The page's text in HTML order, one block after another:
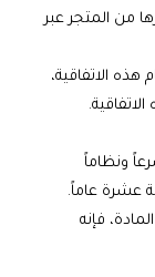
من المتجر عبر
هذه الاتفاقية،
ونظاماً
عشرة عاماً.
فإنه